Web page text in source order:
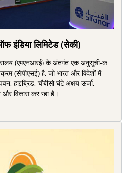
इंडिया ल‍िमिटेड (सेकी)
(एमएनआरई) के अंतर्गत एक अनुसूची-क
(सीपीएसई) है, जो भारत और विदेशों में
हाइब्रिड, चौबीसो घंटे अक्षय ऊर्जा,
और विकास कर रहा है।